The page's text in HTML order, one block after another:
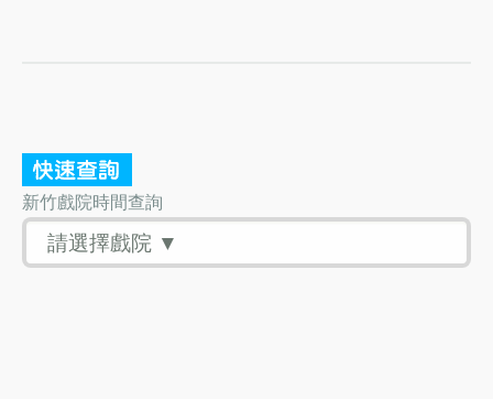
新竹戲院時間查詢